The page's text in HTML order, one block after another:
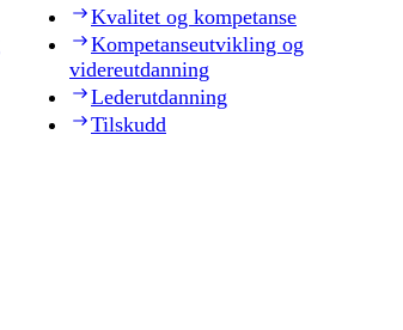
Kvalitet og kompetanse
Kompetanseutvikling og
videreutdanning
Lederutdanning
Tilskudd